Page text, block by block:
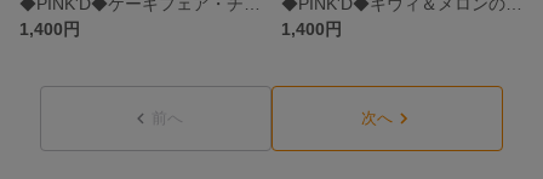
1,400円
1,400円
前へ 次へ